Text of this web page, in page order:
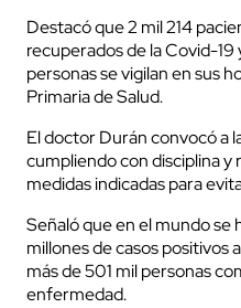
Destacó que 2 mil 214
recuperados de la Covid-
personas se vigilan en sus
Primaria de Salud.
El doctor Durán convocó a
cumpliendo con disciplina y
medidas indicadas para
Señaló que en el mundo se
millones de casos positivos
más de 501 mil personas
enfermedad.